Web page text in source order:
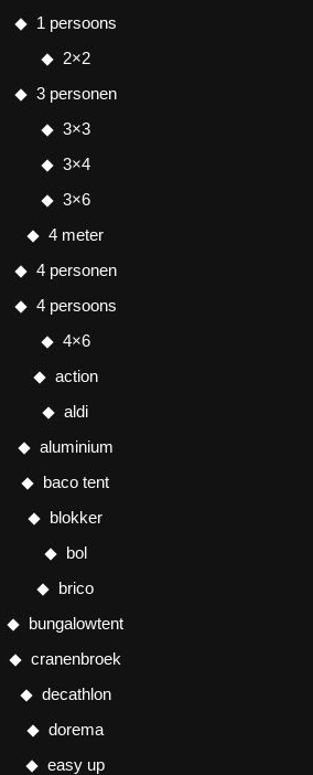
1 persoons
2×2
3 personen
3×3
3×4
3×6
4 meter
4 personen
4 persoons
4×6
action
aldi
aluminium
baco tent
blokker
bol
brico
bungalowtent
cranenbroek
decathlon
dorema
easy up